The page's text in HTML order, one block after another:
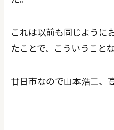
これは以前も同じように
たことで、こういうこと
廿日市なので山本浩二、